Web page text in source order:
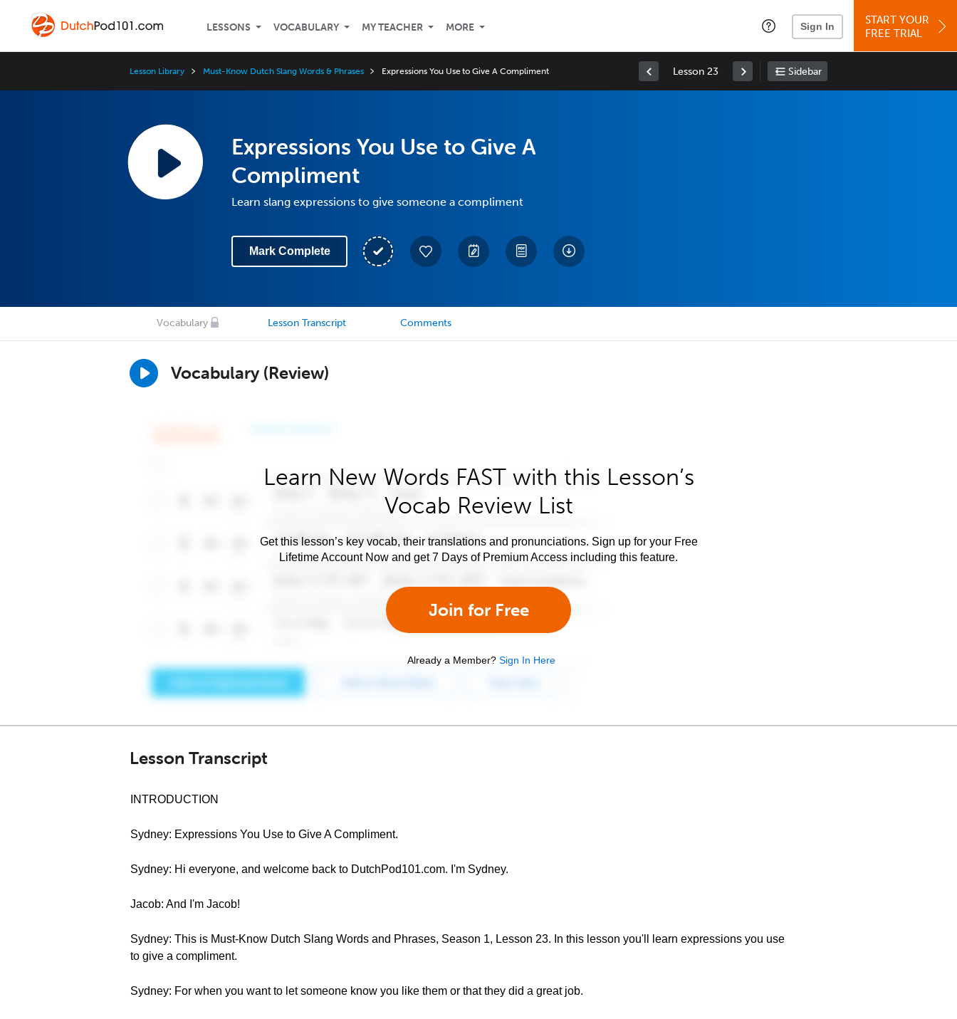
LESSONS VOCABULARY MY TEACHER MORE Sign In
START YOUR
FREE TRIAL
Lesson Library Must-Know Dutch Slang Words & Phrases Expressions You Use to Give A Compliment Lesson 23 Sidebar
Expressions You Use to Give A
Compliment
Learn slang expressions to give someone a compliment
Mark Complete
Vocabulary Lesson Transcript Comments
Vocabulary (Review)
Learn New Words FAST with this Lesson’s
Vocab Review List
Get this lesson’s key vocab, their translations and pronunciations. Sign up for your Free
Lifetime Account Now and get 7 Days of Premium Access including this feature.
Join for Free
Already a Member? Sign In Here
Lesson Transcript
INTRODUCTION
Sydney: Expressions You Use to Give A Compliment.
Sydney: Hi everyone, and welcome back to DutchPod101.com. I'm Sydney.
Jacob: And I'm Jacob!
Sydney: This is Must-Know Dutch Slang Words and Phrases, Season 1, Lesson 23. In this lesson you'll learn expressions you use
to give a compliment.
Sydney: For when you want to let someone know you like them or that they did a great job.